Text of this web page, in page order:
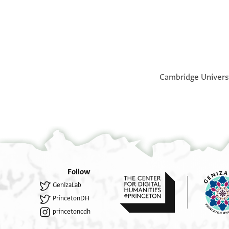
Cambridge
Follow
GenizaLab
PrincetonDH
princetoncdh